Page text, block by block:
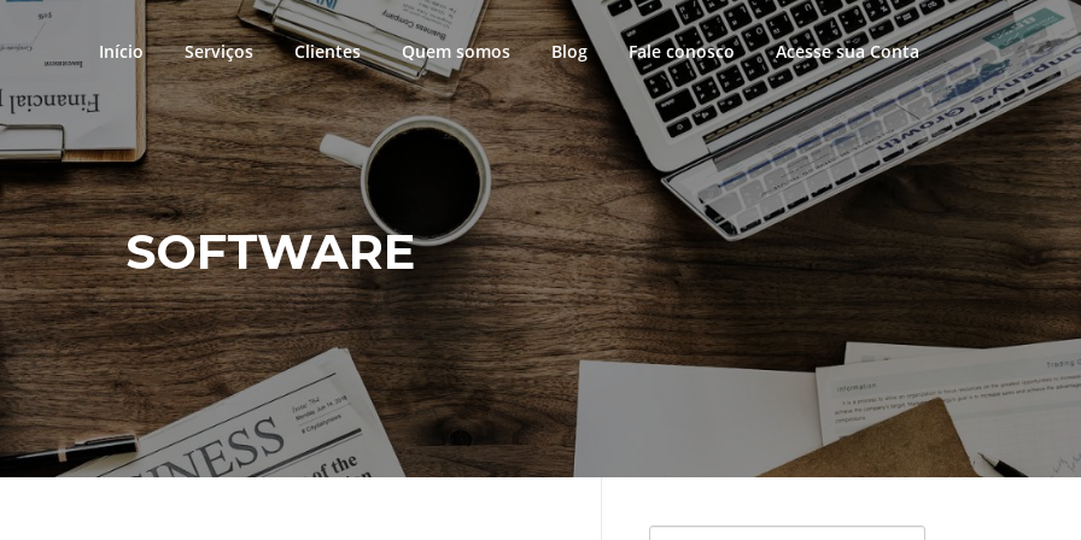
Início Serviços Clientes Quem somos Blog Fale conosco Acesse sua Conta
SOFTWARE